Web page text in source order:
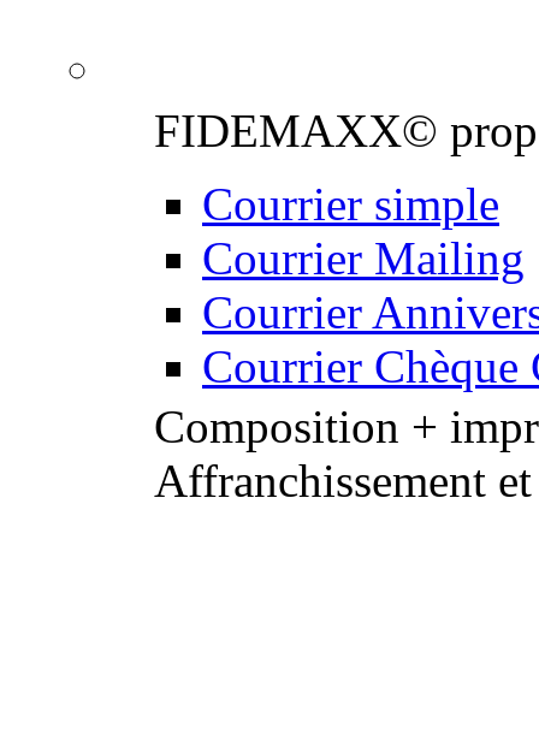
FIDEMAXX©
Courrier simple
Courrier Mailing
Courrier
Courrier Chèque
Composition +
Affranchissement